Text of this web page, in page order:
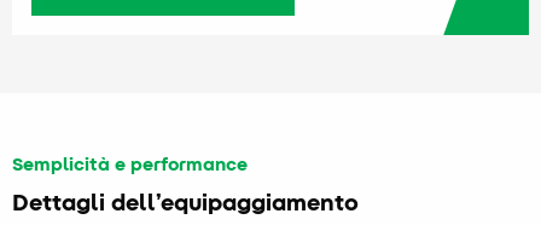
Semplicità e performance
Dettagli dell’equipaggiamento